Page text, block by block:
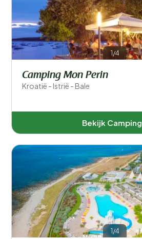
1/4
Camping Mon Perin
Kroatië - Istrië - Bale
Bekijk Camping
1/4